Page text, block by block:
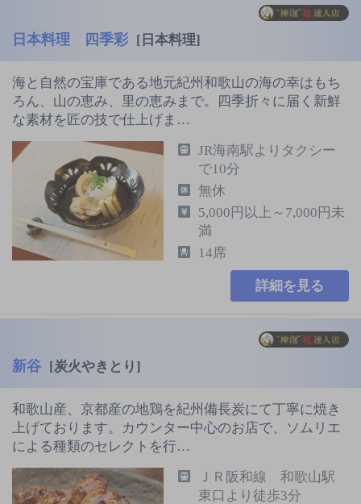
日本料理 四季彩 [日本料理]
海と自然の宝庫である地元紀州和歌山の海の幸はもち
ろん、山の恵み、里の恵みまで。四季折々に届く新鮮
な素材を匠の技で仕上げま…
JR海南駅よりタクシー
で10分
無休
5,000円以上～7,000円未
満
14席
詳細を見る
新谷 [炭火やきとり]
和歌山産、京都産の地鶏を紀州備長炭にて丁寧に焼き
上げております。カウンター中心のお店で、ソムリエ
による種類のセレクトを行…
ＪＲ阪和線 和歌山駅
東口より徒歩3分